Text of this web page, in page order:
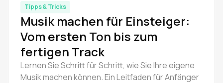
Tipps & Tricks
Musik machen für Einsteiger:
Vom ersten Ton bis zum
fertigen Track
Lernen Sie Schritt für Schritt, wie Sie Ihre eigene
Musik machen können. Ein Leitfaden für Anfänger